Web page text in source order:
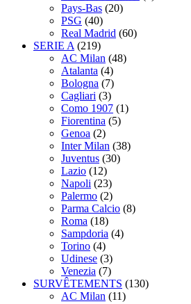
Pays-Bas (20)
PSG (40)
Real Madrid (60)
SERIE A (219)
AC Milan (48)
Atalanta (4)
Bologna (7)
Cagliari (3)
Como 1907 (1)
Fiorentina (5)
Genoa (2)
Inter Milan (38)
Juventus (30)
Lazio (12)
Napoli (23)
Palermo (2)
Parma Calcio (8)
Roma (18)
Sampdoria (4)
Torino (4)
Udinese (3)
Venezia (7)
SURVÊTEMENTS (130)
AC Milan (11)